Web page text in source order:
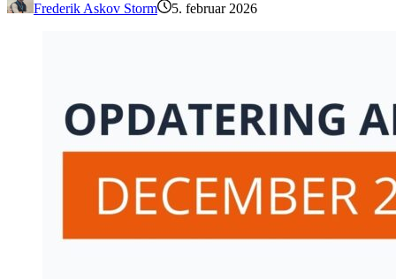
Frederik Askov Storm 5. februar 2026